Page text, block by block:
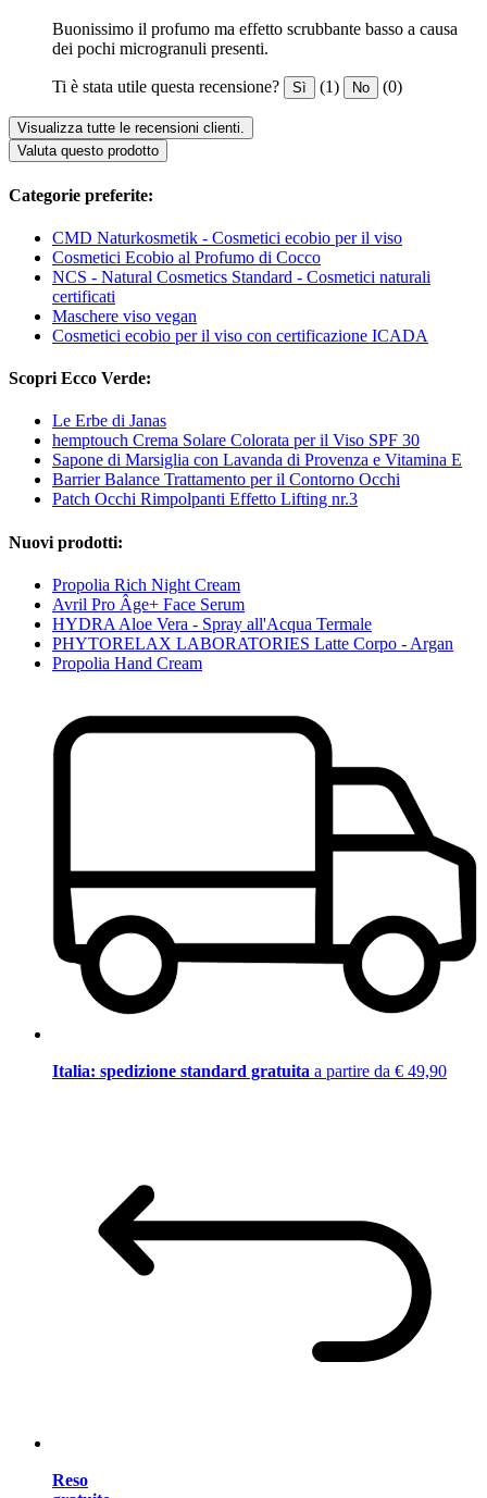
Buonissimo il profumo ma effetto scrubbante basso a causa
dei pochi microgranuli presenti.
Ti è stata utile questa recensione? Sì (1) No (0)
Visualizza tutte le recensioni clienti.
Valuta questo prodotto
Categorie preferite:
CMD Naturkosmetik - Cosmetici ecobio per il viso
Cosmetici Ecobio al Profumo di Cocco
NCS - Natural Cosmetics Standard - Cosmetici naturali
certificati
Maschere viso vegan
Cosmetici ecobio per il viso con certificazione ICADA
Scopri Ecco Verde:
Le Erbe di Janas
hemptouch Crema Solare Colorata per il Viso SPF 30
Sapone di Marsiglia con Lavanda di Provenza e Vitamina E
Barrier Balance Trattamento per il Contorno Occhi
Patch Occhi Rimpolpanti Effetto Lifting nr.3
Nuovi prodotti:
Propolia Rich Night Cream
Avril Pro Âge+ Face Serum
HYDRA Aloe Vera - Spray all'Acqua Termale
PHYTORELAX LABORATORIES Latte Corpo - Argan
Propolia Hand Cream
Italia: spedizione standard gratuita a partire da € 49,90
Reso